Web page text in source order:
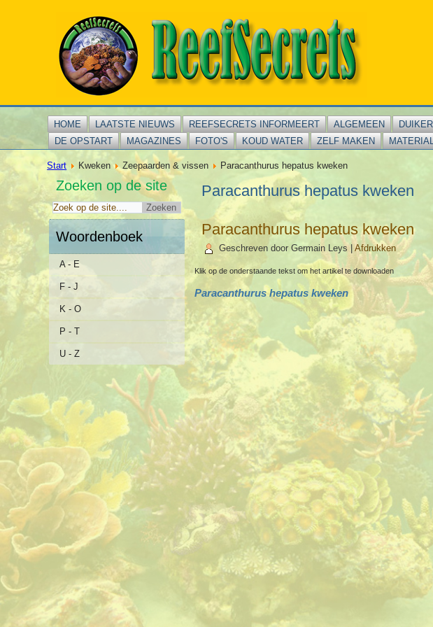
HOME LAATSTE NIEUWS REEFSECRETS INFORMEERT ALGEMEEN
DE OPSTART
MAGAZINES FOTO'S KOUD WATER ZELF MAKEN
Start Kweken Zeepaarden & vissen Paracanthurus hepatus kweken
Zoeken op de site
Woordenboek
A - E
F - J
K - O
P - T
U - Z
Paracanthurus hepatus kweken
Paracanthurus hepatus kweken
Geschreven door Germain Leys |Afdrukken
Klik op de onderstaande tekst om het artikel te downloaden
Paracanthurus hepatus kweken